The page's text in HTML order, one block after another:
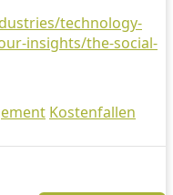
technology-
insights/the-social-
Kostenfallen